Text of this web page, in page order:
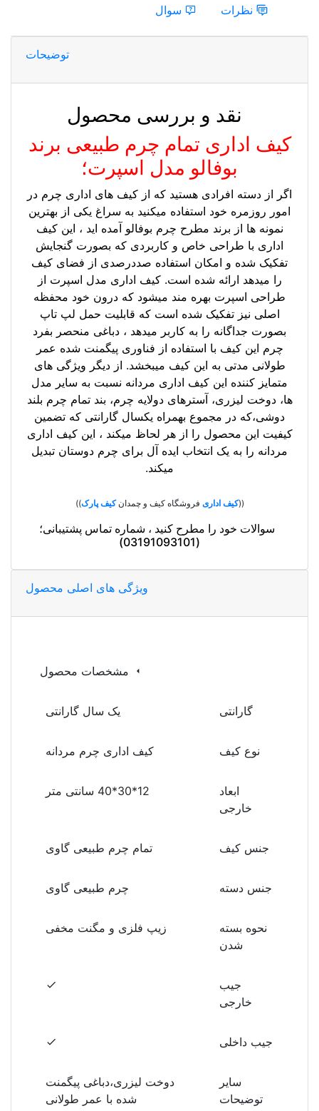
نظرات سوال
توضیحات
نقد و بررسی محصول
کیف اداری تمام چرم طبیعی برند
بوفالو مدل اسپرت؛
اگر از دسته افرادی هستید که از کیف های اداری چرم در
امور روزمره خود استفاده میکنید به سراغ یکی از بهترین
نمونه ها از برند مطرح چرم بوفالو آمده اید ، این کیف
اداری با طراحی خاص و کاربردی که بصورت گنجایش
تفکیک شده و امکان استفاده صددرصدی از فضای کیف
را میدهد ارائه شده است. کیف اداری مدل اسپرت از
طراحی اسپرت بهره مند میشود که درون خود محفظه
اصلی نیز تفکیک شده است که قابلیت حمل لپ تاپ
بصورت جداگانه را به کاربر میدهد ، دباغی منحصر بفرد
چرم این کیف با استفاده از فناوری پیگمنت شده عمر
طولانی مدتی به این کیف میبخشد. از دیگر ویژگی های
متمایز کننده این کیف اداری مردانه نسبت به سایر مدل
ها، دوخت لیزری، آسترهای دولایه چرم، بند تمام چرم بلند
دوشی،که در مجموع بهمراه یکسال گارانتی که تضمین
کیفیت این محصول را از هر لحاظ میکند ، این کیف اداری
مردانه را به یک انتخاب ایده آل برای چرم دوستان تبدیل
میکند.
((کیف اداری فروشگاه کیف و چمدانکیف پارک))
سوالات خود را مطرح کنید ، شماره تماس پشتیبانی؛
(03191093101)
ویژگی های اصلی محصول
مشخصات محصول
گارانتی یک سال گارانتی
نوع کیف کیف اداری چرم مردانه
ابعاد
خارجی
12*30*40 سانتی متر
جنس کیف تمام چرم طبیعی گاوی
جنس دسته چرم طبیعی گاوی
نحوه بسته
شدن
زیپ فلزی و مگنت مخفی
جیب
خارجی
جیب داخلی
سایر
توضیحات
دوخت لیزری،دباغی پیگمنت
شده با عمر طولانی